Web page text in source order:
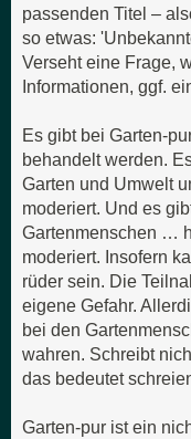
passenden Titel –
so etwas:
Verseht eine Frage,
Informationen, ggf.
Es gibt bei Garten-
behandelt werden.
Garten und Umwelt
moderiert. Und es
Gartenmenschen …
moderiert. Insofern
rüder sein. Die
eigene Gefahr.
bei den
wahren. Schreibt
das bedeutet
Garten-pur ist ein